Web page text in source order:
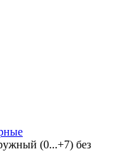
(0...+7) без